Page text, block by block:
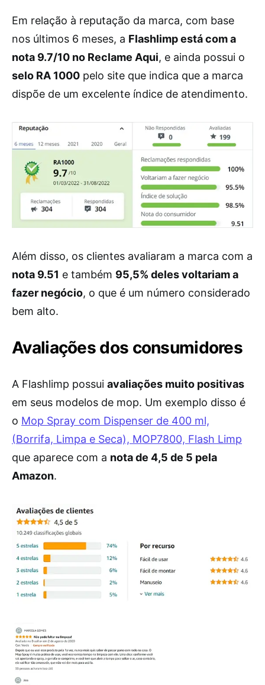
Em relação à reputação da marca, com base
nos últimos 6 meses, a Flashlimp está com a
nota 9.7/10 no Reclame Aqui, e ainda possui o
selo RA 1000 pelo site que indica que a marca
dispõe de um excelente índice de atendimento.
Além disso, os clientes avaliaram a marca com a
nota 9.51 e também 95,5% deles voltariam a
fazer negócio, o que é um número considerado
bem alto.
Avaliações dos consumidores
A Flashlimp possui avaliações muito positivas
em seus modelos de mop. Um exemplo disso é
o Mop Spray com Dispenser de 400 ml,
(Borrifa, Limpa e Seca), MOP7800, Flash Limp
que aparece com a nota de 4,5 de 5 pela
Amazon.